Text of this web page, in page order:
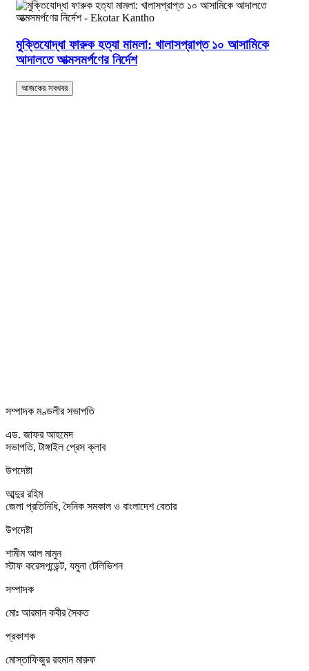
মুক্তিযোদ্ধা ফারুক হত্যা মামলা: খালাসপ্রাপ্ত ১০ আসামিকে
আদালতে আত্মসমর্পণের নির্দেশ
সম্পাদক মণ্ডলীর সভাপতি
এড. জাফর আহমেদ
সভাপতি, টাঙ্গাইল প্রেস ক্লাব
উপদেষ্টা
আব্দুর রহিম
জেলা প্রতিনিধি, দৈনিক সমকাল ও বাংলাদেশ বেতার
উপদেষ্টা
শামীম আল মামুন
স্টাফ করেসপন্ডেন্ট, যমুনা টেলিভিশন
সম্পাদক
মোঃ আরমান কবীর সৈকত
প্রকাশক
মোস্তাফিজুর রহমান মারুফ